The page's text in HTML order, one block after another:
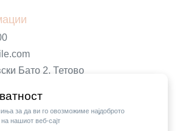
за да ви го овозможиме најдоброто
нашиот веб-сајт
Бато 2, Тетово